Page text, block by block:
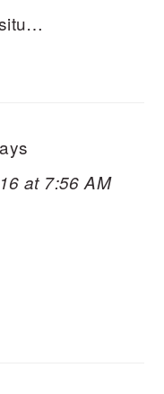
at 7:56 AM